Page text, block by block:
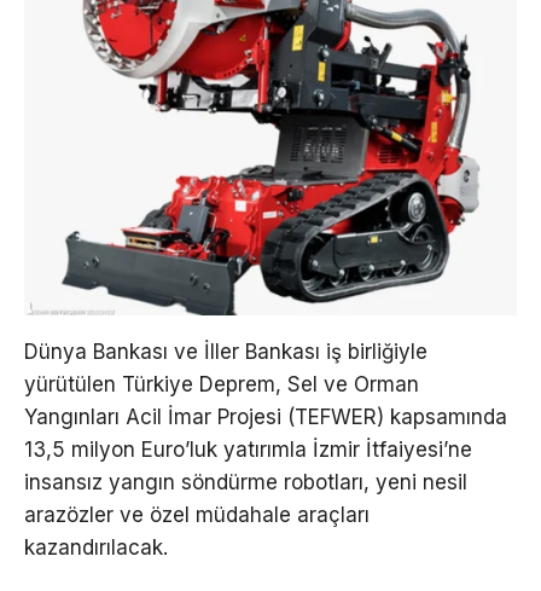
Dünya Bankası ve İller Bankası iş birliğiyle
yürütülen Türkiye Deprem, Sel ve Orman
Yangınları Acil İmar Projesi (TEFWER) kapsamında
13,5 milyon Euro’luk yatırımla İzmir İtfaiyesi’ne
insansız yangın söndürme robotları, yeni nesil
arazözler ve özel müdahale araçları
kazandırılacak.